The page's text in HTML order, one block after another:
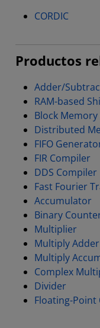
CORDIC
Productos
Adder/
RAM-based
Block
Distributed
FIFO
FIR Compiler
DDS Compiler
Fast Fourier
Accumulator
Binary
Multiplier
Multiply Adder
Multiply
Complex
Divider
Floating-